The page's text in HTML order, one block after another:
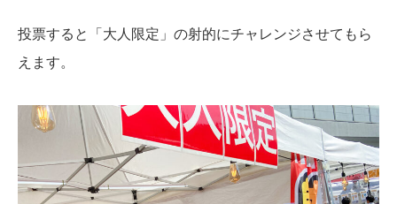
投票すると「大人限定」の射的にチャレンジさせてもら
えます。